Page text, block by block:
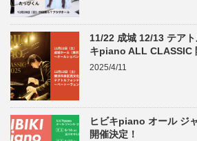
11/22 成城 12/13 テア
キpiano ALL CLASSIC
2025/4/11
ヒビキpiano オール ジ
開催決定！